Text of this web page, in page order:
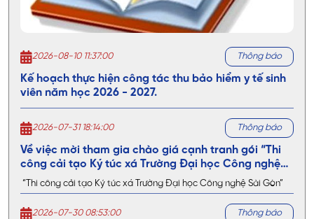
2026-08-10 11:37:00 Thông báo
Kế hoạch thực hiện công tác thu bảo hiểm y tế sinh
viên năm học 2026 - 2027.
2026-07-31 18:14:00 Thông báo
Về việc mời tham gia chào giá cạnh tranh gói “Thi
công cải tạo Ký túc xá Trường Đại học Công nghệ
Sài Gòn”
“Thi công cải tạo Ký túc xá Trường Đại học Công nghệ Sài Gòn”
2026-07-30 08:53:00 Thông báo